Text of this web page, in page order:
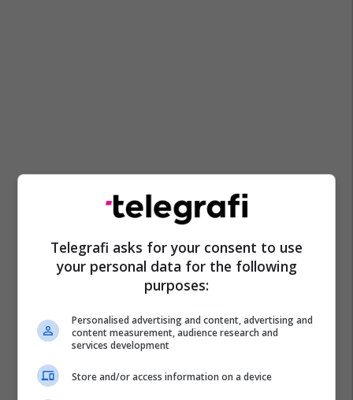
Telegrafi asks for your consent to use
your personal data for the following
purposes:
Personalised advertising and content, advertising and
content measurement, audience research and
services development
Store and/or access information on a device